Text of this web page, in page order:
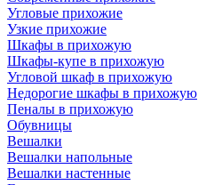
Угловые прихожие
Узкие прихожие
Шкафы в прихожую
Шкафы-купе в прихожую
Угловой шкаф в прихожую
Недорогие шкафы в прихожую
Пеналы в прихожую
Обувницы
Вешалки
Вешалки напольные
Вешалки настенные